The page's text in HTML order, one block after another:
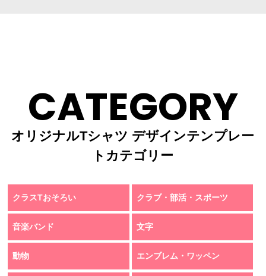
CATEGORY
オリジナルTシャツ デザインテンプレー
トカテゴリー
クラスTおそろい クラブ・部活・スポーツ
音楽バンド 文字
動物 エンブレム・ワッペン